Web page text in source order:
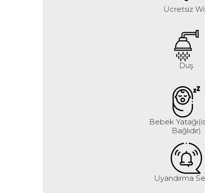
Ücretsiz
Duş
Bebek
Bağlıdır)
Uyandırma